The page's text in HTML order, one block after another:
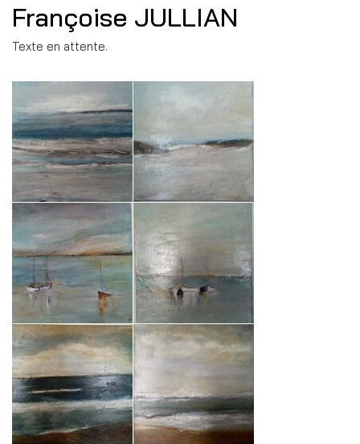
Françoise JULLIAN
Texte en attente.